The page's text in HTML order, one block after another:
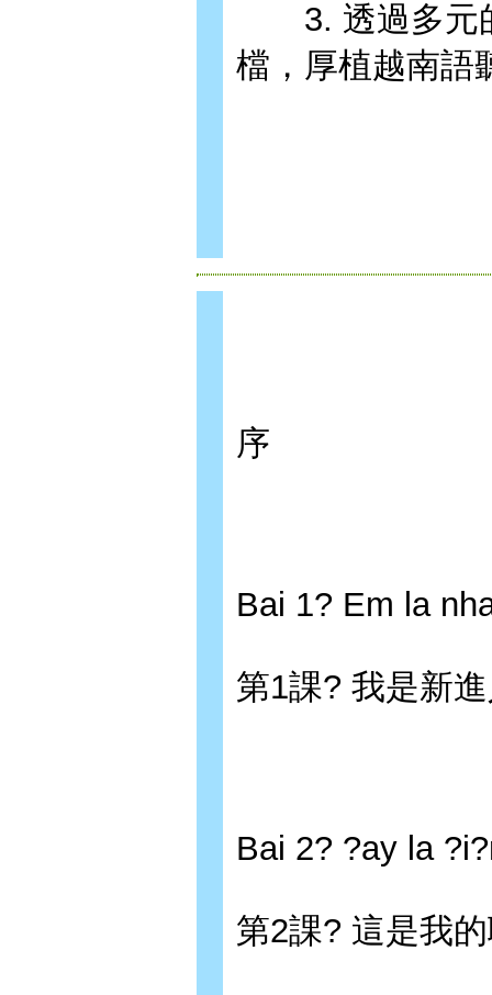
3. 透過多元的
檔，厚植越南
序
Bai 1? Em la
第1課? 我是新
Bai 2? ?ay la
第2課? 這是我